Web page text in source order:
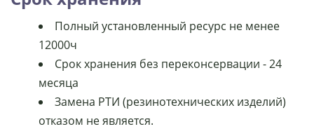
Полный установленный ресурс не менее
12000ч
Срок хранения без переконсервации - 24
месяца
Замена РТИ (резинотехнических изделий)
отказом не является.